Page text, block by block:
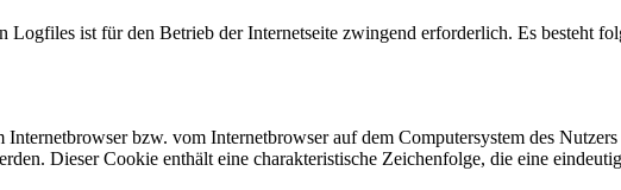
ist für den Betrieb der Internetseite zwingend erforderlich. Es besteht
bzw. vom Internetbrowser auf dem Computersystem des
Dieser Cookie enthält eine charakteristische Zeichenfolge, die eine